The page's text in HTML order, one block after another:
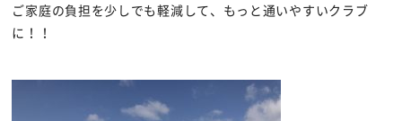
ご家庭の負担を少しでも軽減して、もっと通いやすいクラブ
に！！